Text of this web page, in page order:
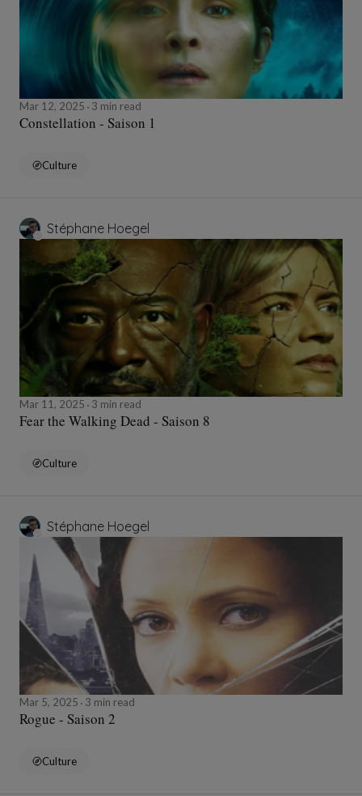
Mar 12, 2025 3 min read
Constellation - Saison 1
Culture
Stéphane Hoegel
Mar 11, 2025 3 min read
Fear the Walking Dead - Saison 8
Culture
Stéphane Hoegel
Mar 5, 2025 3 min read
Rogue - Saison 2
Culture